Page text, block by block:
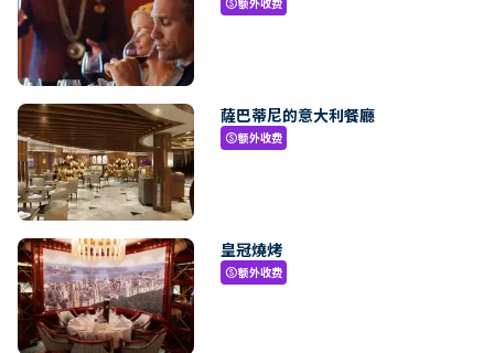
paid
薩巴蒂尼的意大利餐廳
paid额外收费
皇冠燒烤
paid额外收费